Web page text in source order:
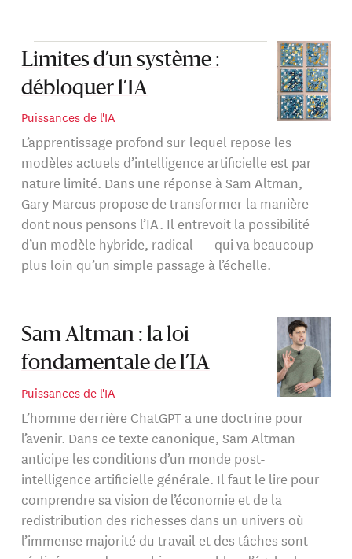
Limites d’un système :
débloquer l’IA
Puissances de l'IA
L’apprentissage profond sur lequel repose les
modèles actuels d’intelligence artificielle est par
nature limité. Dans une réponse à Sam Altman,
Gary Marcus propose de transformer la manière
dont nous pensons l’IA. Il entrevoit la possibilité
d’un modèle hybride, radical — qui va beaucoup
plus loin qu’un simple passage à l’échelle.
Sam Altman : la loi
fondamentale de l’IA
Puissances de l'IA
L’homme derrière ChatGPT a une doctrine pour
l’avenir. Dans ce texte canonique, Sam Altman
anticipe les conditions d’un monde post-
intelligence artificielle générale. Il faut le lire pour
comprendre sa vision de l’économie et de la
redistribution des richesses dans un univers où
l’immense majorité du travail et des tâches sont